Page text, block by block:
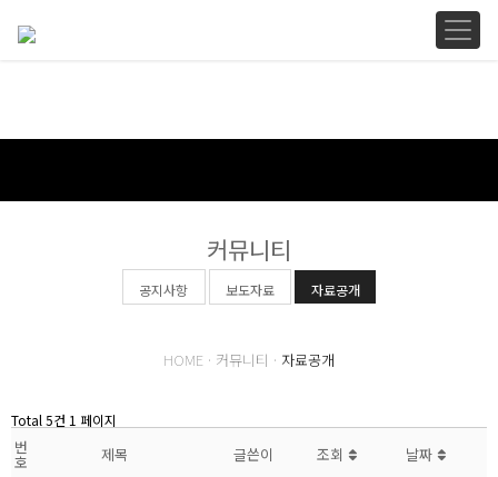
커뮤니티
공지사항 보도자료 자료공개
HOME · 커뮤니티 · 자료공개
Total 5건 1 페이지
번
호 제목 글쓴이 조회 날짜